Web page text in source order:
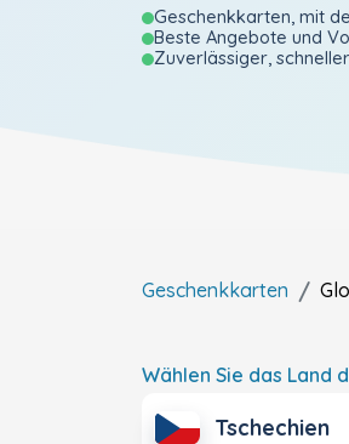
Geschenkkarten, mit
Beste Angebote und
Zuverlässiger,
Geschenkkarten
Wählen Sie das Land
Tschechien